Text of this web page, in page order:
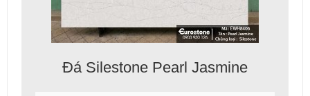
Đá Silestone Pearl Jasmine